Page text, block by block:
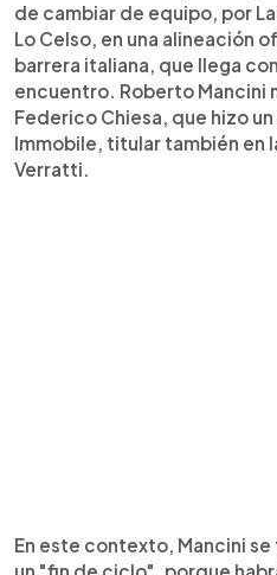
de cambiar de equipo, por
Lo Celso, en una alineación
barrera italiana, que llega
encuentro. Roberto Mancini
Federico Chiesa, que hizo
Immobile, titular también en
Verratti.
En este contexto, Mancini